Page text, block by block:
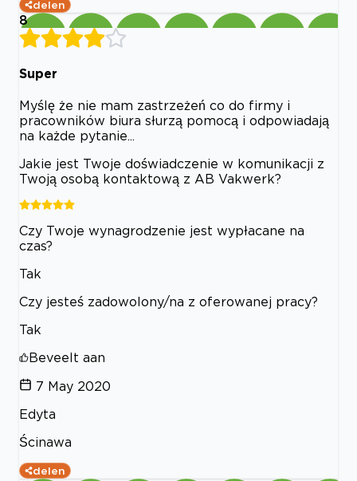
delen
8
Super
Myślę że nie mam zastrzeżeń co do firmy i
pracowników biura słurzą pomocą i odpowiadają
na każde pytanie...
Jakie jest Twoje doświadczenie w komunikacji z
Twoją osobą kontaktową z AB Vakwerk?
Czy Twoje wynagrodzenie jest wypłacane na
czas?
Tak
Czy jesteś zadowolony/na z oferowanej pracy?
Tak
Beveelt aan
7 May 2020
Edyta
Ścinawa
delen